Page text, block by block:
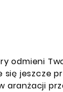
odmieni
jeszcze
aranżacji